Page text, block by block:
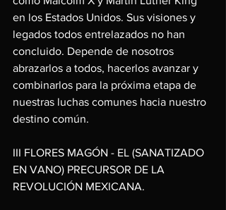
en los Estados Unidos. Sus visiones y
legados todos entrelazados no han
concluido. Depende de nosotros
abrazarlos a todos, hacerlos avanzar y
combinarlos para la próxima etapa de
nuestras luchas comunes hacia nuestro
destino común.
III FLORES MAGÓN - EL (SANATIZADO
EN VANO) PRECURSOR DE LA
REVOLUCIÓN MEXICANA.